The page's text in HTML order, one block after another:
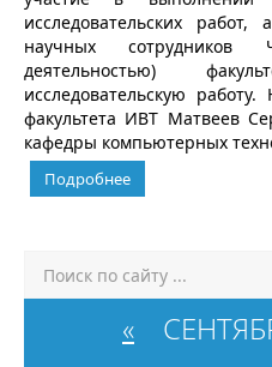
исследовательских
научных сотрудников
деятельностью)
исследовательскую
факультета ИВТ Матвеев
кафедры компьютерных
Подробнее
«